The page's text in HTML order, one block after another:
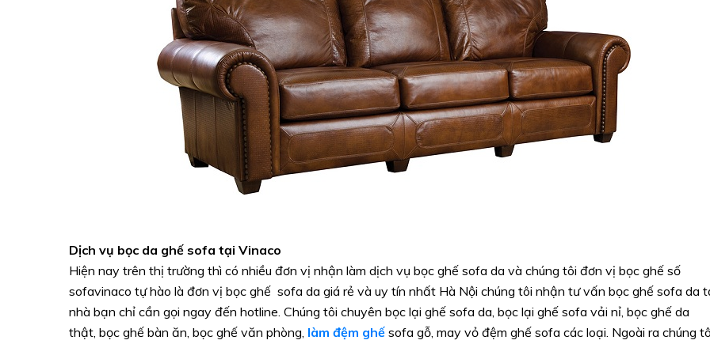
Dịch vụ bọc da ghế sofa tại Vinaco
Hiện nay trên thị trường thì có nhiều đơn vị nhận làm dịch vụ bọc ghế sofa da và chúng tôi đơn vị bọc ghế số
sofavinaco tự hào là đơn vị bọc ghế sofa da giá rẻ và uy tín nhất Hà Nội chúng tôi nhận tư vấn bọc ghế sofa da
nhà bạn chỉ cần gọi ngay đến hotline. Chúng tôi chuyên bọc lại ghế sofa da, bọc lại ghế sofa vải nỉ, bọc ghế da
thật, bọc ghế bàn ăn, bọc ghế văn phòng, làm đệm ghế sofa gỗ, may vỏ đệm ghế sofa các loại. Ngoài ra chúng